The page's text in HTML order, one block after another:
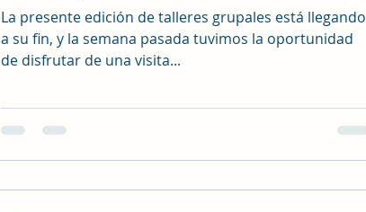
La presente edición de talleres grupales está llegando
a su fin, y la semana pasada tuvimos la oportunidad
de disfrutar de una visita...